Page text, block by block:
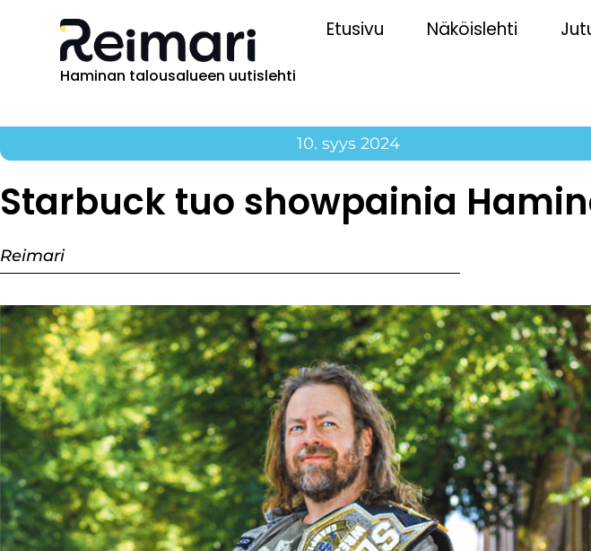
Haminan talousalueen uutislehti
Etusivu Näköislehti
10. syys 2024
Starbuck tuo showpainia
Reimari